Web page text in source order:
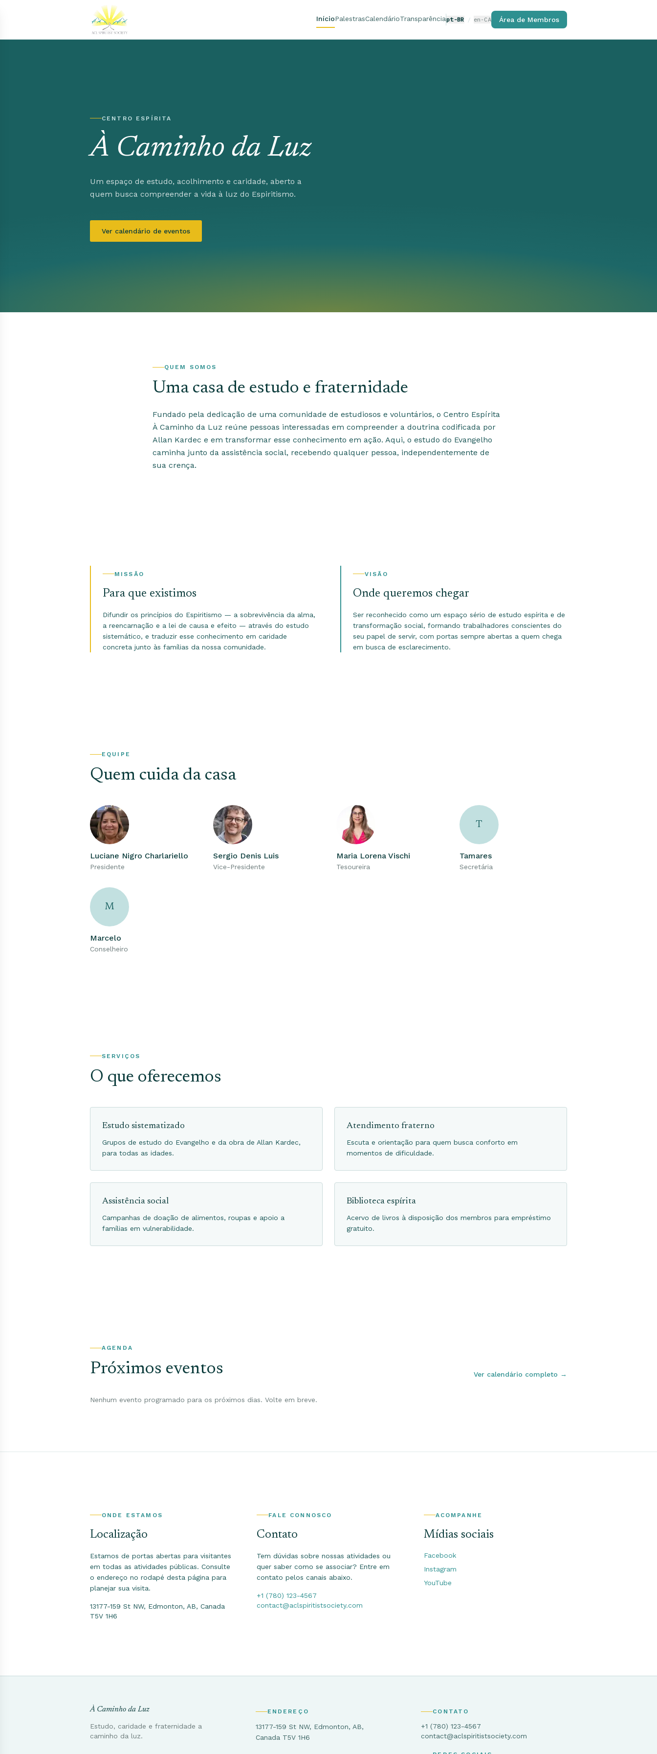
Ir para o conteúdo principal
InícioPalestrasCalendárioTransparênciapt-BR / en-CA Área de Membros
CENTRO ESPÍRITA
À Caminho da Luz
Um espaço de estudo, acolhimento e caridade, aberto a
quem busca compreender a vida à luz do Espiritismo.
Ver calendário de eventos
QUEM SOMOS
Uma casa de estudo e fraternidade
Fundado pela dedicação de uma comunidade de estudiosos e voluntários, o Centro Espírita
À Caminho da Luz reúne pessoas interessadas em compreender a doutrina codificada por
Allan Kardec e em transformar esse conhecimento em ação. Aqui, o estudo do Evangelho
caminha junto da assistência social, recebendo qualquer pessoa, independentemente de
sua crença.
MISSÃO
Para que existimos
Difundir os princípios do Espiritismo — a sobrevivência da alma,
a reencarnação e a lei de causa e efeito — através do estudo
sistemático, e traduzir esse conhecimento em caridade
concreta junto às famílias da nossa comunidade.
VISÃO
Onde queremos chegar
Ser reconhecido como um espaço sério de estudo espírita e de
transformação social, formando trabalhadores conscientes do
seu papel de servir, com portas sempre abertas a quem chega
em busca de esclarecimento.
EQUIPE
Quem cuida da casa
Luciane Nigro Charlariello
Presidente
Sergio Denis Luis
Vice-Presidente
Maria Lorena Vischi
Tesoureira
T
Tamares
Secretária
M
Marcelo
Conselheiro
SERVIÇOS
O que oferecemos
Estudo sistematizado
Grupos de estudo do Evangelho e da obra de Allan Kardec,
para todas as idades.
Atendimento fraterno
Escuta e orientação para quem busca conforto em
momentos de dificuldade.
Assistência social
Campanhas de doação de alimentos, roupas e apoio a
famílias em vulnerabilidade.
Biblioteca espírita
Acervo de livros à disposição dos membros para empréstimo
gratuito.
AGENDA
Próximos eventos Ver calendário completo →
Nenhum evento programado para os próximos dias. Volte em breve.
ONDE ESTAMOS
Localização
Estamos de portas abertas para visitantes
em todas as atividades públicas. Consulte
o endereço no rodapé desta página para
planejar sua visita.
13177-159 St NW, Edmonton, AB, Canada
T5V 1H6
FALE CONNOSCO
Contato
Tem dúvidas sobre nossas atividades ou
quer saber como se associar? Entre em
contato pelos canais abaixo.
+1 (780) 123-4567
contact@aclspiritistsociety.com
ACOMPANHE
Mídias sociais
Facebook
Instagram
YouTube
À Caminho da Luz
Estudo, caridade e fraternidade a
caminho da luz.
ENDEREÇO
13177-159 St NW, Edmonton, AB,
Canada T5V 1H6
CONTATO
+1 (780) 123-4567
contact@aclspiritistsociety.com